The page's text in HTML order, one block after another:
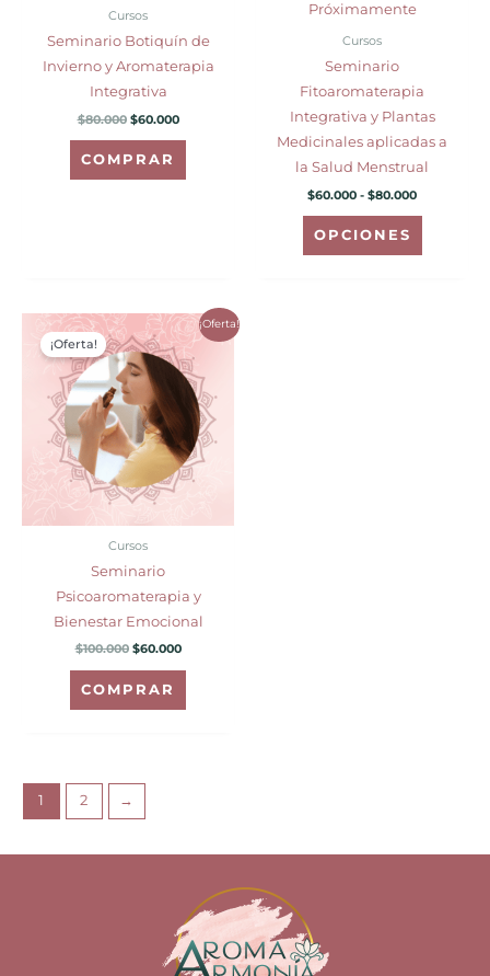
Cursos
Seminario Botiquín de
Invierno y Aromaterapia
Integrativa
$80.000 $60.000
COMPRAR
Próximamente
Cursos
Seminario
Fitoaromaterapia
Integrativa y Plantas
Medicinales aplicadas a
la Salud Menstrual
$60.000 - $80.000
OPCIONES
página
de
producto
¡Oferta!
¡Oferta!
Cursos
Seminario
Psicoaromaterapia y
Bienestar Emocional
$100.000
precio
original
era:
$100.000.
$60.000
El
precio
actual
es:
$60.000.
COMPRAR
1 2 →